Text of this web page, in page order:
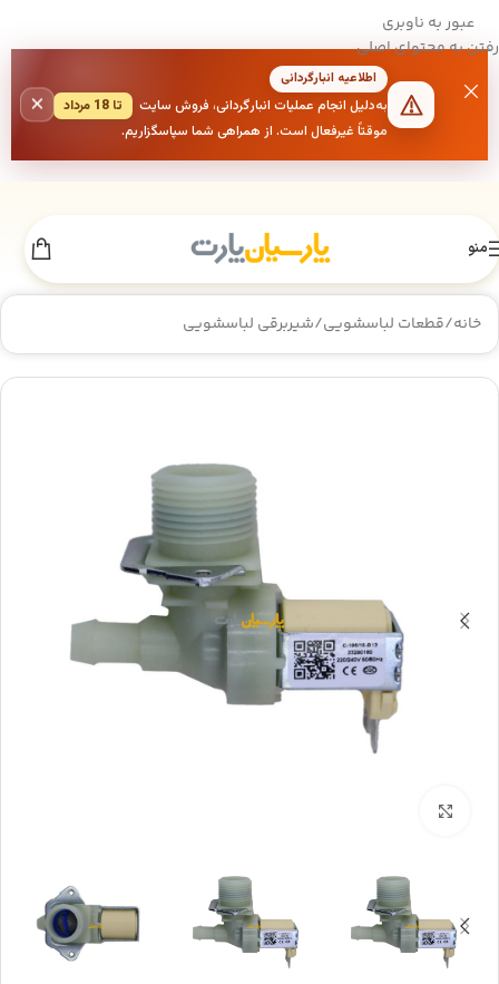
عبور به ناوبری
رفتن به محتوای اصلی
اطلاعیه انبارگردانی
به‌دلیل انجام عملیات انبارگردانی، فروش سایت
تا 18 مرداد
موقتاً غیرفعال است. از همراهی شما سپاسگزاریم.
×
منو
خانه/قطعات لباسشویی/شیربرقی لباسشویی